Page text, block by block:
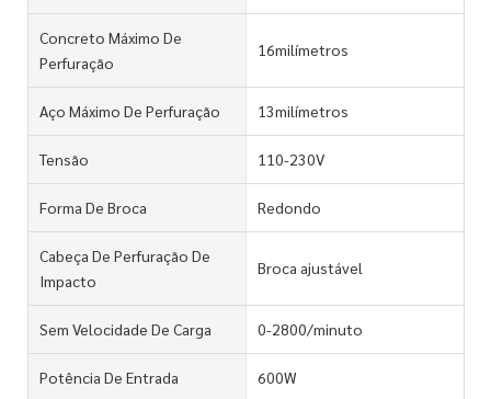
Concreto Máximo De
Perfuração
16milímetros
Aço Máximo De Perfuração 13milímetros
Tensão 110-230V
Forma De Broca Redondo
Cabeça De Perfuração De
Impacto
Broca ajustável
Sem Velocidade De Carga 0-2800/minuto
Potência De Entrada 600W